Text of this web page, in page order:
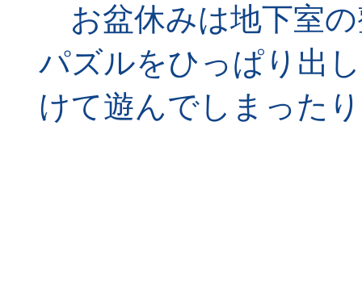
お盆休みは地下室
パズルをひっぱり出
けて遊んでしまった